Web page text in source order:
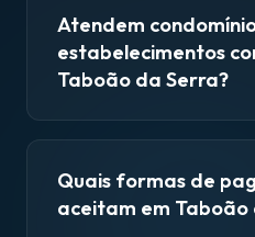
Atendem
estabelecimentos
Taboão da Serra?
Quais formas de
aceitam em Taboão